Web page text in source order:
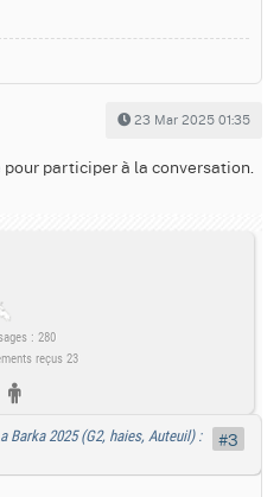
23 Mar 2025 01:35
pour participer à la conversation.
: 280
reçus 23
Barka 2025 (G2, haies, Auteuil) :
#3